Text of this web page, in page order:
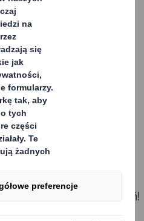
sprostaniu wyzwaniom
związanym z
opakowań nasze
Zamkniętego,
które
zrównoważonego
gospodarkę o obiegu
efekty tych działań!